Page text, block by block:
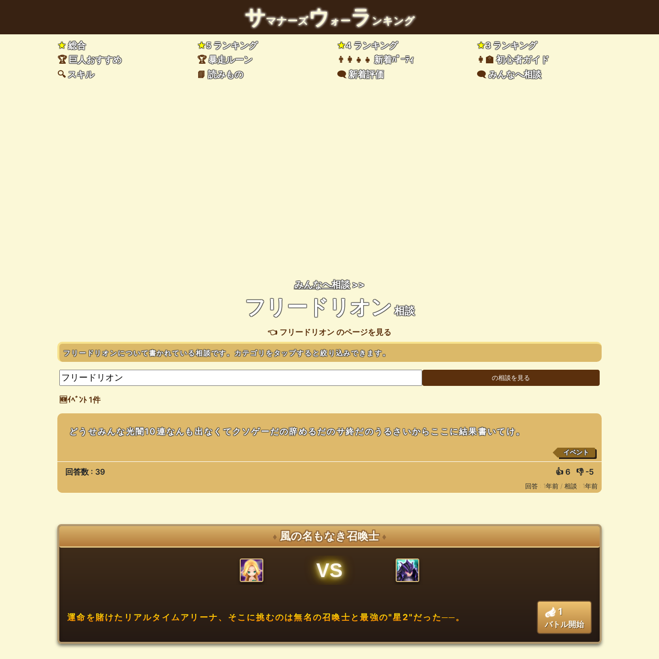
サマナーズウォーランキング
★総合 ★5 ランキング ★4 ランキング ★3 ランキング
🏆 巨人おすすめ 🏆暴走ルーン 👨‍👩‍👧‍👧新着ﾊﾟｰﾃｨ 👩‍🏫初心者ガイド
🔍スキル 📘読みもの 🗨️新着評価 🗨️みんなへ相談
みんなへ相談>>
フリードリオン 相談
👈 フリードリオン のページを見る
フリードリオンについて書かれている相談です。カテゴリをタップすると絞り込みできます。
🆕ｲﾍﾞﾝﾄ 1件
どうせみんな光闇10連なんも出なくてクソゲーだの辞めるだのサ終だのうるさいからここに結果書いてけ。
イベント
回答数 : 39 👍 6 👎 -5
回答 : 1年前 / 相談 : 1年前
♦ 風の名もなき召喚士 ♦
VS
運命を賭けたリアルタイムアリーナ、そこに挑むのは無名の召喚士と最強の"星2"だった──。 1
バトル開始